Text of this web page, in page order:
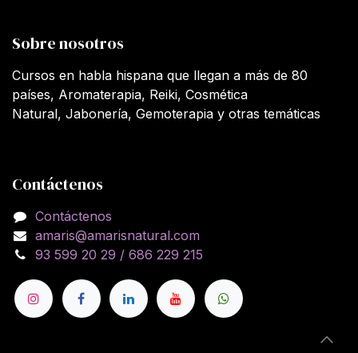
Sobre nosotros
Cursos en habla hispana que llegan a más de 80
países, Aromaterapia, Reiki, Cosmética
Natural, Jabonería, Gemoterapia y otras temáticas
Contáctenos
Contáctenos
amaris@amarisnatural.com
93 599 20 29 / 686 229 215